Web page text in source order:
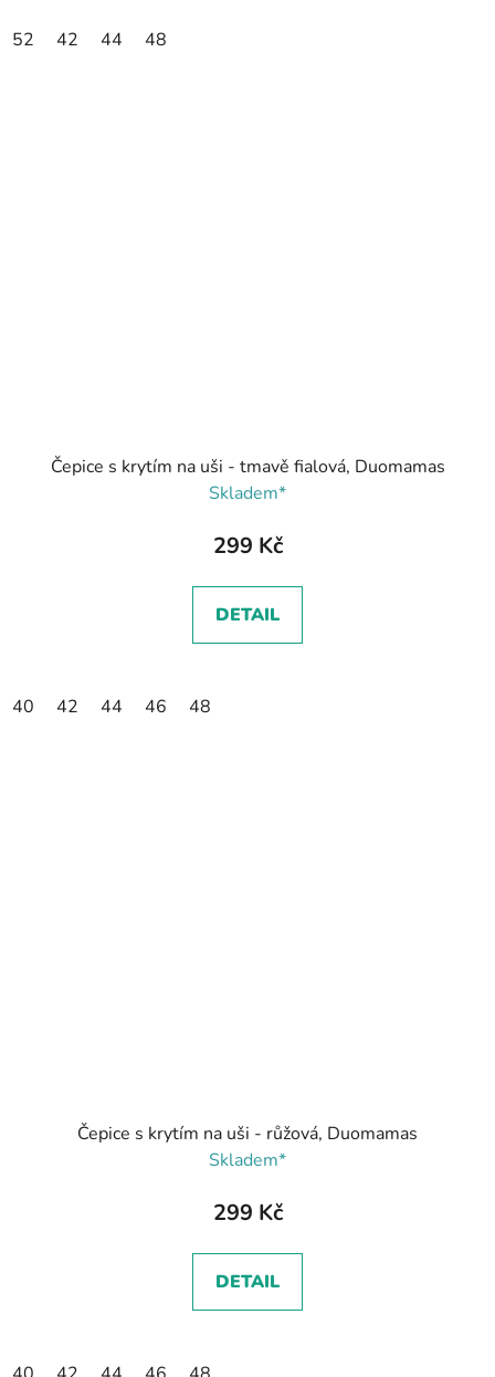
52 42 44 48
Čepice s krytím na uši - tmavě fialová, Duomamas
Skladem*
299 Kč
DETAIL
40 42 44 46 48
Čepice s krytím na uši - růžová, Duomamas
Skladem*
299 Kč
DETAIL